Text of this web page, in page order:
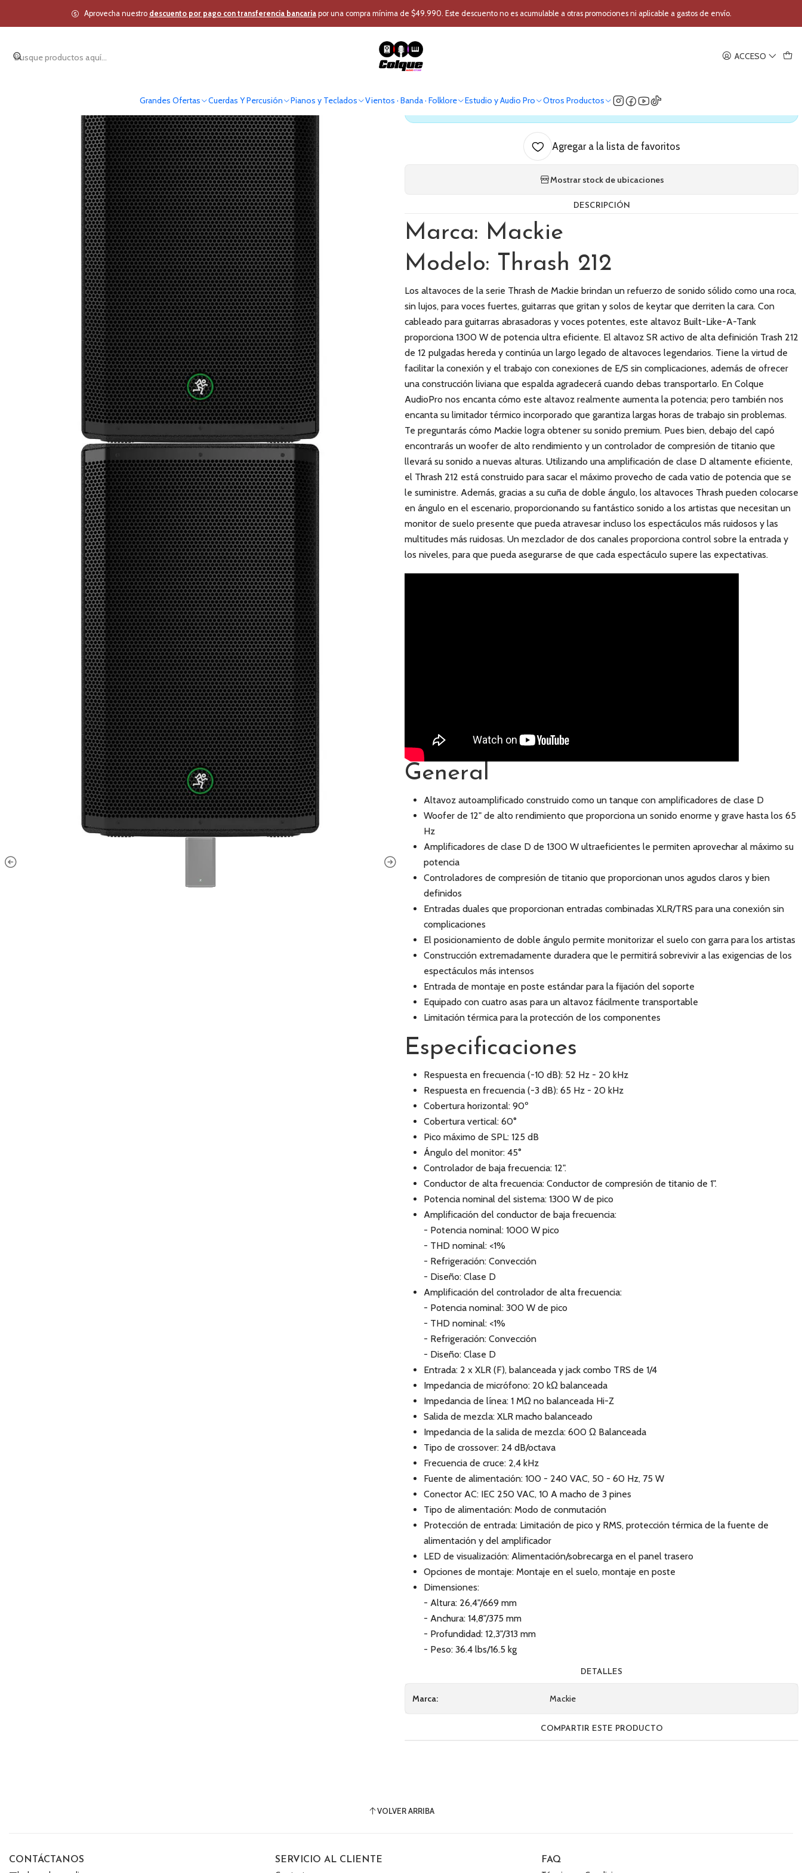
ACCESO
Grandes Ofertas Cuerdas Y Percusión Pianos y Teclados Vientos · Banda · Folklore Estudio y Audio Pro Otros Productos
Aprovecha nuestro descuento por pago con transferencia bancariapor una compra mínima de $49.990. Este descuento no es acumulable a otras promociones ni aplicable a gastos de envío.
Inicio Estudio y Audio Pro Audio Profesional Caja Acústica Caja Activa Caja Activa 12 pulgadas Mackie Thrash 212
Caja Activa 12 pulgadas Mackie Thrash 212
Antes de comprar verifica nuestro stock
Agregar a la lista de favoritos
Mostrar stock de ubicaciones
DESCRIPCIÓN
Marca: Mackie
Modelo: Thrash 212
Los altavoces de la serie Thrash de Mackie brindan un refuerzo de sonido sólido como una roca,
sin lujos, para voces fuertes, guitarras que gritan y solos de keytar que derriten la cara. Con
cableado para guitarras abrasadoras y voces potentes, este altavoz Built-Like-A-Tank
proporciona 1300 W de potencia ultra eficiente. El altavoz SR activo de alta definición Trash 212
de 12 pulgadas hereda y continúa un largo legado de altavoces legendarios. Tiene la virtud de
facilitar la conexión y el trabajo con conexiones de E/S sin complicaciones, además de ofrecer
una construcción liviana que espalda agradecerá cuando debas transportarlo. En Colque
AudioPro nos encanta cómo este altavoz realmente aumenta la potencia; pero también nos
encanta su limitador térmico incorporado que garantiza largas horas de trabajo sin problemas.
Te preguntarás cómo Mackie logra obtener su sonido premium. Pues bien, debajo del capó
encontrarás un woofer de alto rendimiento y un controlador de compresión de titanio que
llevará su sonido a nuevas alturas. Utilizando una amplificación de clase D altamente eficiente,
el Thrash 212 está construido para sacar el máximo provecho de cada vatio de potencia que se
le suministre. Además, gracias a su cuña de doble ángulo, los altavoces Thrash pueden colocarse
en ángulo en el escenario, proporcionando su fantástico sonido a los artistas que necesitan un
monitor de suelo presente que pueda atravesar incluso los espectáculos más ruidosos y las
multitudes más ruidosas. Un mezclador de dos canales proporciona control sobre la entrada y
los niveles, para que pueda asegurarse de que cada espectáculo supere las expectativas.
General
Altavoz autoamplificado construido como un tanque con amplificadores de clase D
Woofer de 12" de alto rendimiento que proporciona un sonido enorme y grave hasta los 65
Hz
Amplificadores de clase D de 1300 W ultraeficientes le permiten aprovechar al máximo su
potencia
Controladores de compresión de titanio que proporcionan unos agudos claros y bien
definidos
Entradas duales que proporcionan entradas combinadas XLR/TRS para una conexión sin
complicaciones
El posicionamiento de doble ángulo permite monitorizar el suelo con garra para los artistas
Construcción extremadamente duradera que le permitirá sobrevivir a las exigencias de los
espectáculos más intensos
Entrada de montaje en poste estándar para la fijación del soporte
Equipado con cuatro asas para un altavoz fácilmente transportable
Limitación térmica para la protección de los componentes
Especificaciones
Respuesta en frecuencia (-10 dB): 52 Hz - 20 kHz
Respuesta en frecuencia (-3 dB): 65 Hz - 20 kHz
Cobertura horizontal: 90º
Cobertura vertical: 60°
Pico máximo de SPL: 125 dB
Ángulo del monitor: 45°
Controlador de baja frecuencia: 12".
Conductor de alta frecuencia: Conductor de compresión de titanio de 1".
Potencia nominal del sistema: 1300 W de pico
Amplificación del conductor de baja frecuencia:
- Potencia nominal: 1000 W pico
- THD nominal: <1%
- Refrigeración: Convección
- Diseño: Clase D
Amplificación del controlador de alta frecuencia:
- Potencia nominal: 300 W de pico
- THD nominal: <1%
- Refrigeración: Convección
- Diseño: Clase D
Entrada: 2 x XLR (F), balanceada y jack combo TRS de 1/4
Impedancia de micrófono: 20 kΩ balanceada
Impedancia de línea: 1 MΩ no balanceada Hi-Z
Salida de mezcla: XLR macho balanceado
Impedancia de la salida de mezcla: 600 Ω Balanceada
Tipo de crossover: 24 dB/octava
Frecuencia de cruce: 2,4 kHz
Fuente de alimentación: 100 - 240 VAC, 50 - 60 Hz, 75 W
Conector AC: IEC 250 VAC, 10 A macho de 3 pines
Tipo de alimentación: Modo de conmutación
Protección de entrada: Limitación de pico y RMS, protección térmica de la fuente de
alimentación y del amplificador
LED de visualización: Alimentación/sobrecarga en el panel trasero
Opciones de montaje: Montaje en el suelo, montaje en poste
Dimensiones:
- Altura: 26,4"/669 mm
- Anchura: 14,8"/375 mm
- Profundidad: 12,3"/313 mm
- Peso: 36.4 lbs/16.5 kg
DETALLES
Marca: Mackie
COMPARTIR ESTE PRODUCTO
VOLVER ARRIBA
CONTÁCTANOS SERVICIO AL CLIENTE FAQ